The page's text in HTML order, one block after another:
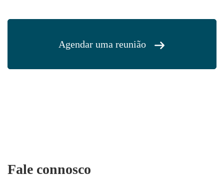
Agendar uma reunião
Fale connosco